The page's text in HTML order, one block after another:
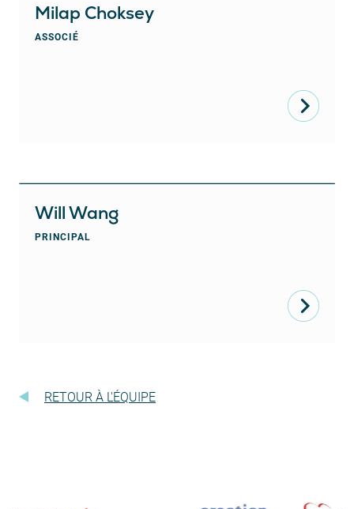
Milap Choksey
ASSOCIÉ
Will Wang
PRINCIPAL
RETOUR À L'ÉQUIPE